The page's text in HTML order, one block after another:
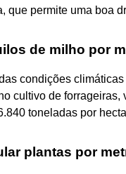
que permite uma boa
de milho por
condições
cultivo de
toneladas por
plantas por